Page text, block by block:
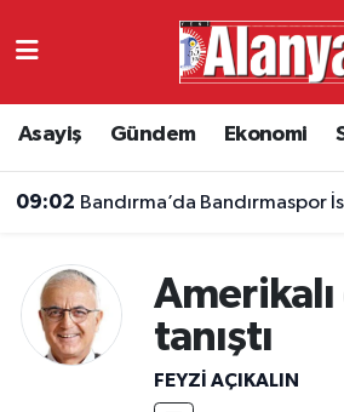
Asayiş Gündem Ekonomi
09:02 Bandırma’da Bandırmaspor İstanbulspor
tanıştı
FEYZI AÇIKALIN
Ekonomi
Siyaset
Resmi İlanlar
Alanyaspor
Antalya Namaz Vakitleri
Antalya Trafik Yoğunluk
Süper Lig Puan Durumu ve
Tüm Manşetler